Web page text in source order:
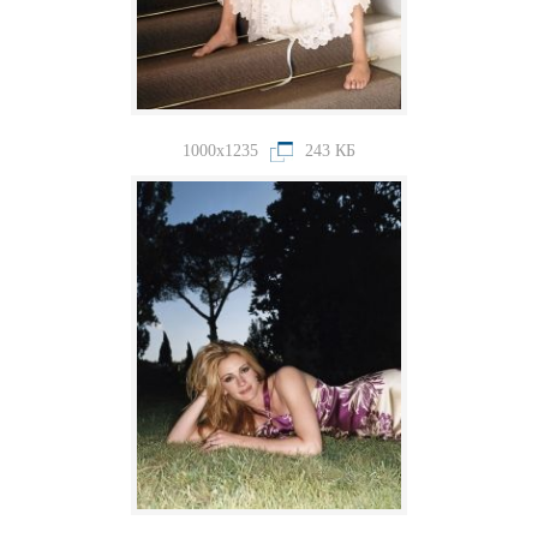
1000x1235 243 КБ